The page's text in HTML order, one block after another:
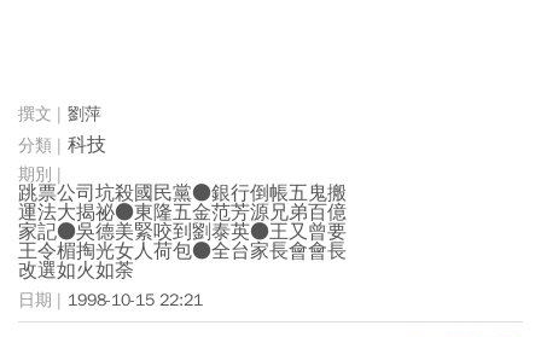
劉萍
科技
跳票公司坑殺國民黨●銀行倒帳五鬼搬
運法大揭祕●東隆五金范芳源兄弟百億
家記●吳德美緊咬到劉泰英●王又曾要
王令楣掏光女人荷包●全台家長會會長
改選如火如荼
1998-10-15 22:21